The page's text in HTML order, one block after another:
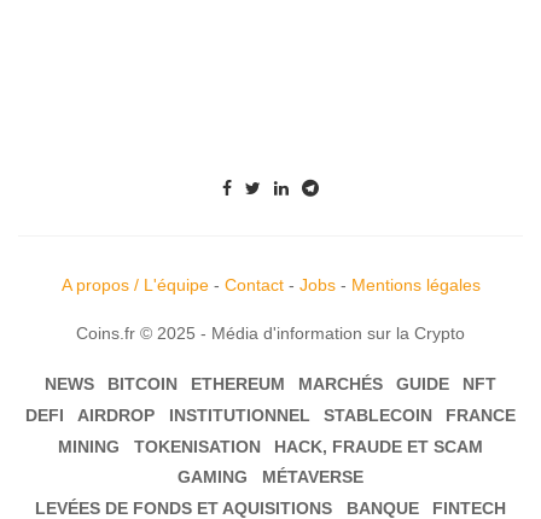
A propos / L'équipe- Contact- Jobs- Mentions légales
Coins.fr © 2025 - Média d'information sur la Crypto
NEWS BITCOIN ETHEREUM MARCHÉS GUIDE
NFT
DEFI
AIRDROP INSTITUTIONNEL STABLECOIN
FRANCE
MINING
TOKENISATION
HACK, FRAUDE ET SCAM
GAMING
MÉTAVERSE
LEVÉES DE FONDS ET AQUISITIONS
BANQUE FINTECH